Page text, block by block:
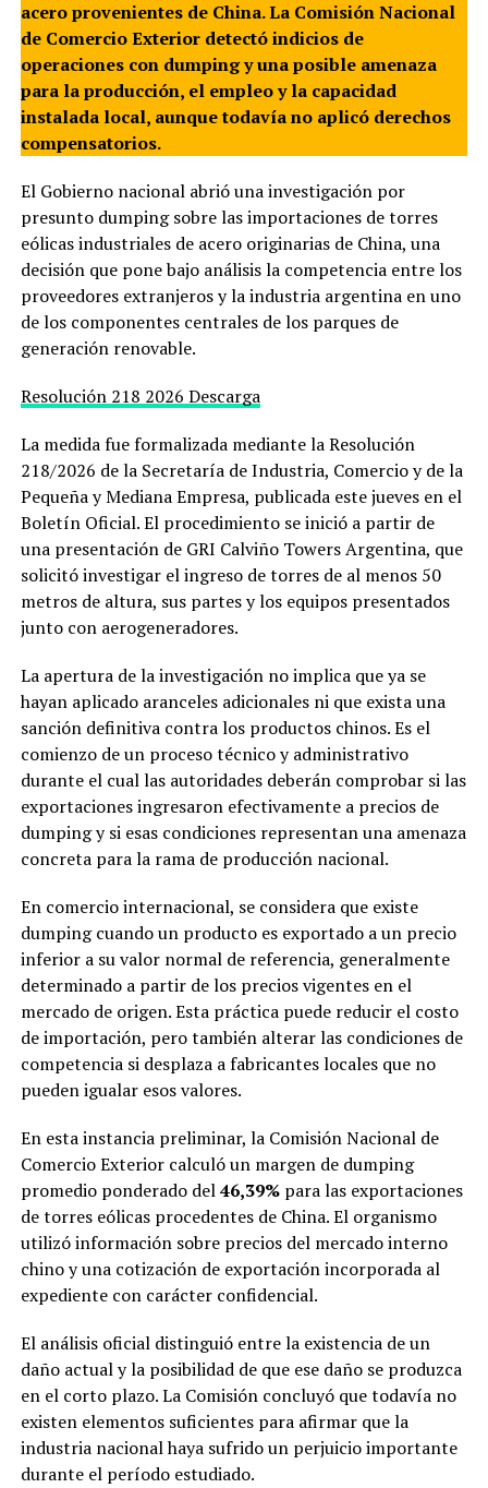
acero provenientes de China. La Comisión Nacional
de Comercio Exterior detectó indicios de
operaciones con dumping y una posible amenaza
para la producción, el empleo y la capacidad
instalada local, aunque todavía no aplicó derechos
compensatorios.
El Gobierno nacional abrió una investigación por
presunto dumping sobre las importaciones de torres
eólicas industriales de acero originarias de China, una
decisión que pone bajo análisis la competencia entre los
proveedores extranjeros y la industria argentina en uno
de los componentes centrales de los parques de
generación renovable.
Resolución 218 2026 Descarga
La medida fue formalizada mediante la Resolución
218/2026 de la Secretaría de Industria, Comercio y de la
Pequeña y Mediana Empresa, publicada este jueves en el
Boletín Oficial. El procedimiento se inició a partir de
una presentación de GRI Calviño Towers Argentina, que
solicitó investigar el ingreso de torres de al menos 50
metros de altura, sus partes y los equipos presentados
junto con aerogeneradores.
La apertura de la investigación no implica que ya se
hayan aplicado aranceles adicionales ni que exista una
sanción definitiva contra los productos chinos. Es el
comienzo de un proceso técnico y administrativo
durante el cual las autoridades deberán comprobar si las
exportaciones ingresaron efectivamente a precios de
dumping y si esas condiciones representan una amenaza
concreta para la rama de producción nacional.
En comercio internacional, se considera que existe
dumping cuando un producto es exportado a un precio
inferior a su valor normal de referencia, generalmente
determinado a partir de los precios vigentes en el
mercado de origen. Esta práctica puede reducir el costo
de importación, pero también alterar las condiciones de
competencia si desplaza a fabricantes locales que no
pueden igualar esos valores.
En esta instancia preliminar, la Comisión Nacional de
Comercio Exterior calculó un margen de dumping
promedio ponderado del46,39%para las exportaciones
de torres eólicas procedentes de China. El organismo
utilizó información sobre precios del mercado interno
chino y una cotización de exportación incorporada al
expediente con carácter confidencial.
El análisis oficial distinguió entre la existencia de un
daño actual y la posibilidad de que ese daño se produzca
en el corto plazo. La Comisión concluyó que todavía no
existen elementos suficientes para afirmar que la
industria nacional haya sufrido un perjuicio importante
durante el período estudiado.